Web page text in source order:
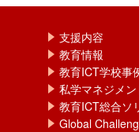
支援内容
教育情報
教育ICT学校事
私学マネジメ
教育ICT総合ソ
Global